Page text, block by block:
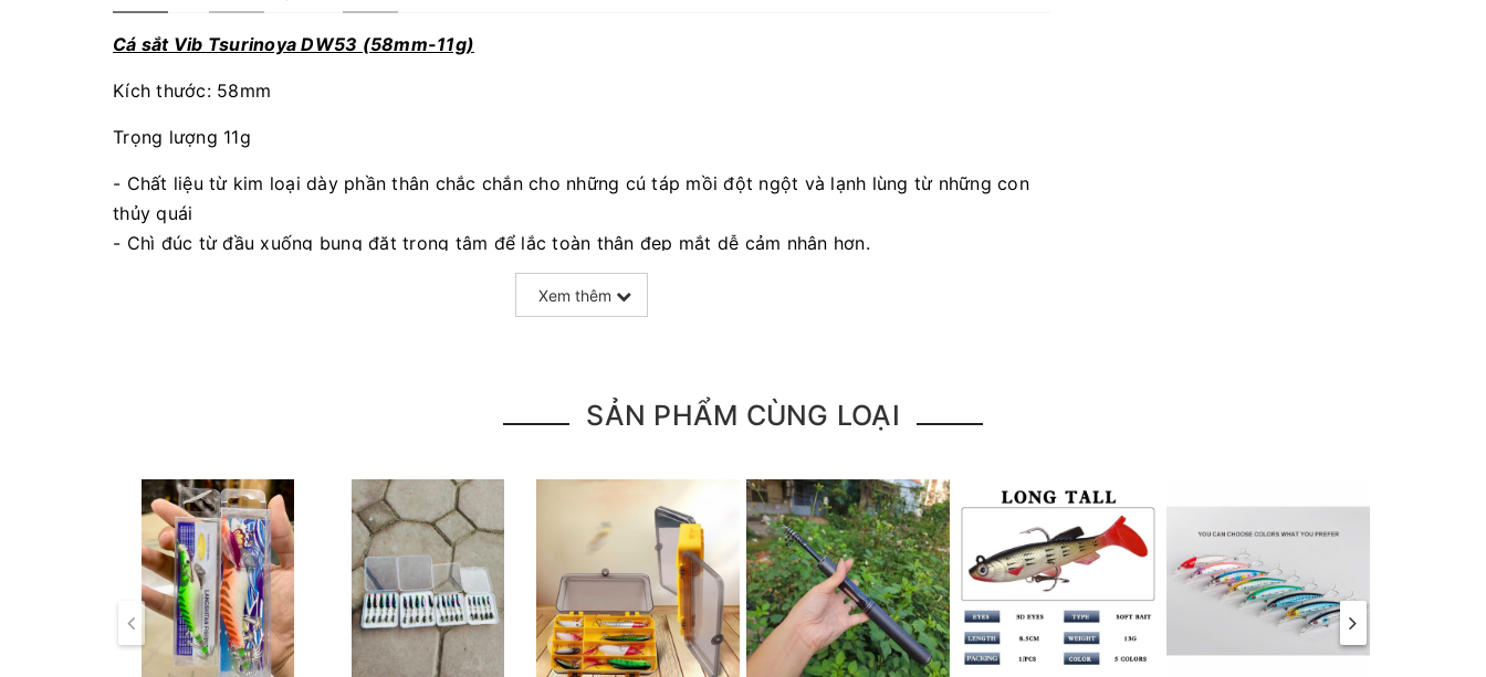
Cá sắt Vib Tsurinoya DW53 (58mm-11g)
Kích thước: 58mm
Trọng lượng 11g
- Chất liệu từ kim loại dày phần thân chắc chắn cho những cú táp mồi đột ngột và lạnh lùng từ những con
thủy quái
- Chì đúc từ đầu xuống bụng đặt trọng tâm để lắc toàn thân đẹp mắt dễ cảm nhận hơn.
- Màu sắc đa dạng rất bắt mắt để lựa chọn, những họa tiết làm nổi bật con cá trong nước.
- Mắt 3D đen huyền dễ dàng lóe sáng phản chiếu ánh nắng kích thích sự chú tâm của cá vào con mồi.
Xem thêm
SẢN PHẨM CÙNG LOẠI